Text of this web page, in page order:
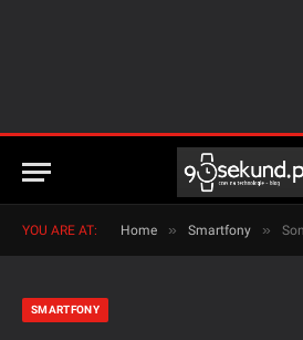
YOU ARE AT: Home » Smartfony » Sony
SMARTFONY